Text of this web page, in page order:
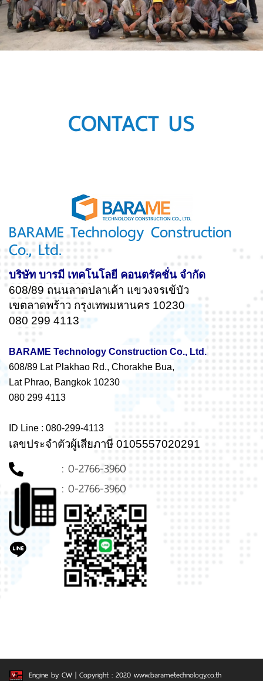
CONTACT US
BARAME Technology Construction
Co., Ltd.
บริษัท บารมี เทคโนโลยี คอนตรัคชั่น จำกัด
608/89 ถนนลาดปลาเค้า แขวงจรเข้บัว
เขตลาดพร้าว กรุงเทพมหานคร 10230
080 299 4113
BARAME Technology Construction Co., Ltd.
608/89 Lat Plakhao Rd., Chorakhe Bua,
Lat Phrao, Bangkok 10230
080 299 4113
ID Line : 080-299-4113
เลขประจำตัวผู้เสียภาษี 0105557020291
: 0-2766-3960
: 0-2766-3960
Engine by CW | Copyright : 2020 www.barametechnology.co.th